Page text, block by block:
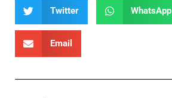
Twitter WhatsApp
Email